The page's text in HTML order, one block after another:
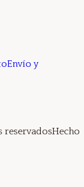
Envío y
reservadosHecho